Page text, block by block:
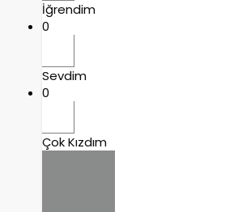
İğrendim
0
Sevdim
0
Çok Kızdım